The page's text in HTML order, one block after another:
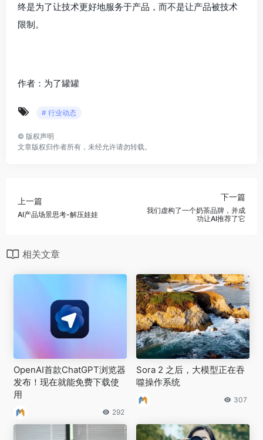
终是为了让技术更好地服务于产品，而不是让产品被技术
限制。
作者：为了罐罐
# 行业动态
© 版权声明
文章版权归作者所有，未经允许请勿转载。
上一篇
AI产品场景思考-解压娃娃
下一篇
我们虚构了一个奶茶品牌，并成
功让AI推荐了它
相关文章
OpenAI首款ChatGPT浏览器
发布！现在就能免费下载使
用
292
Sora 2 之后，大模型正在吞
噬操作系统
307